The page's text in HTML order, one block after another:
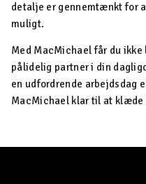
detalje er gennemtænkt for
muligt.
Med MacMichael får du
pålidelig partner i din
en udfordrende arbejdsdag
MacMichael klar til at klæde